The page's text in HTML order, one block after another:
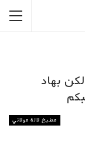
بهاد
مطبخ لالة مولاتي